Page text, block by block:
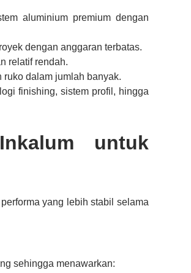
aluminium premium dengan
dengan anggaran terbatas.
relatif rendah.
ruko dalam jumlah banyak.
finishing, sistem profil, hingga
untuk
yang lebih stabil selama
sehingga menawarkan: